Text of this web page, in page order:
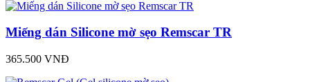
Miếng dán Silicone mờ sẹo Remscar TR
365.500 VNĐ